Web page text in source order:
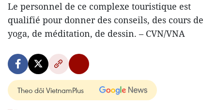
Le personnel de ce complexe touristique est
qualifié pour donner des conseils, des cours de
yoga, de méditation, de dessin. – CVN/VNA
Theo dõi VietnamPlus